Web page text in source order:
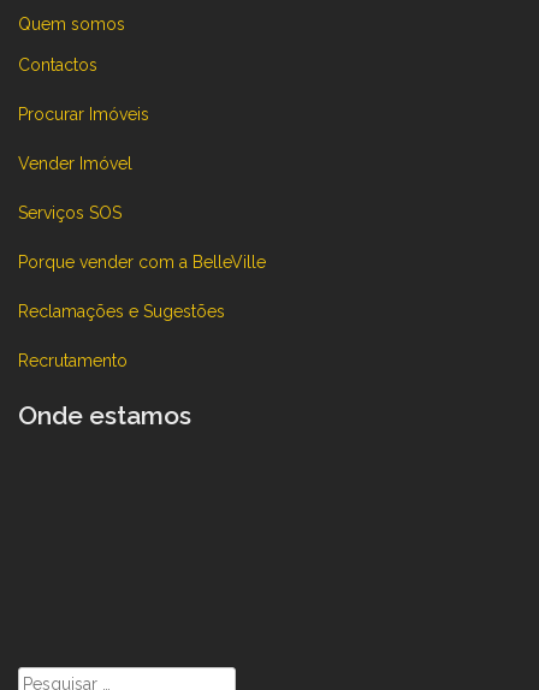
Quem somos
Contactos
Procurar Imóveis
Vender Imóvel
Serviços SOS
Porque vender com a BelleVille
Reclamações e Sugestões
Recrutamento
Onde estamos
Pesquisar